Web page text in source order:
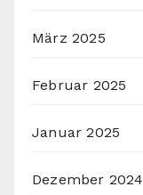
März 2025
Februar 2025
Januar 2025
Dezember 2024